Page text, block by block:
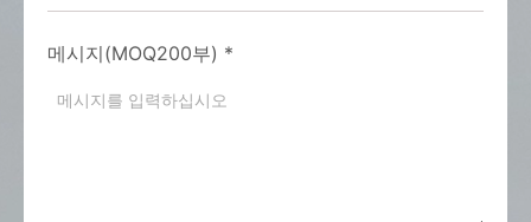
메시지(MOQ200부) *